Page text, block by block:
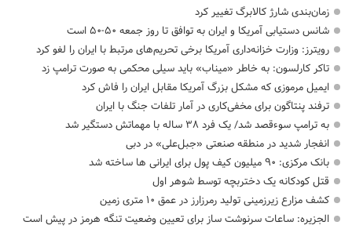
زمان‌بندی شارژ کالابرگ تغییر کرد
شانس دستیابی آمریکا و ایران به توافق تا روز جمعه ۵۰-۵۰ است
رویترز: وزارت خزانه‌داری آمریکا برخی تحریم‌های مرتبط با ایران را لغو کرد
تاکر کارلسون: به خاطر «میناب» باید سیلی محکمی به صورت ترامپ زد
ایمیل مرموزی که مشکل بزرگ آمریکا مقابل ایران را فاش کرد
ترفند پنتاگون برای مخفی‌کاری در آمار تلفات جنگ با ایران
به ترامپ سوءقصد شد/ یک فرد ۳۸ ساله با مهماتش دستگیر شد
انفجار شدید در منطقه صنعتی «جبل‌علی» در دبی
بانک مرکزی: ۹۰ میلیون کیف پول برای ایرانی ها ساخته شد
قتل کودکانه یک دختربچه توسط شوهر اول
کشف مزارع زیرزمینی تولید رمرزارز در عمق ۱۰ متری زمین
الجزیره: ساعات سرنوشت ساز برای تعیین وضعیت تنگه هرمز در پیش است